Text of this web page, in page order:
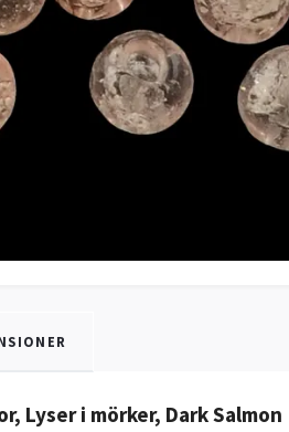
Lyser i mörker, Dark Salmon